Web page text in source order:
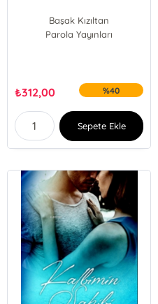
Başak Kızıltan
Parola Yayınları
₺312,00 %40
Sepete Ekle